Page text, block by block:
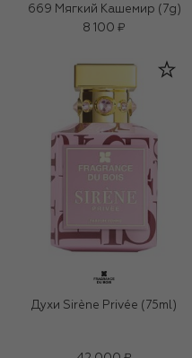
669 Мягкий Кашемир (7g)
8 100 ₽
Духи Sirène Privée (75ml)